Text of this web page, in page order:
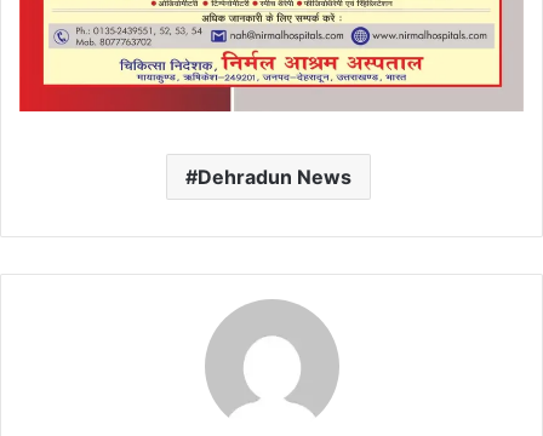
Dehradun News